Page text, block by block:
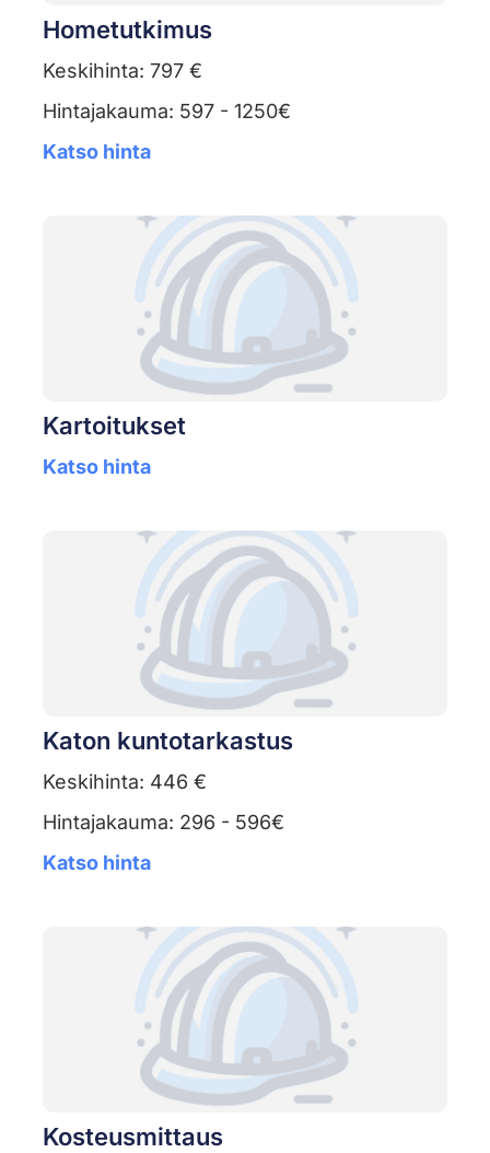
Hometutkimus
Keskihinta: 797 €
Hintajakauma: 597 - 1250€
Katso hinta
Kartoitukset
Katso hinta
Katon kuntotarkastus
Keskihinta: 446 €
Hintajakauma: 296 - 596€
Katso hinta
Kosteusmittaus